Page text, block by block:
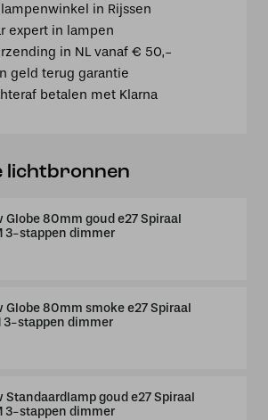
in Rijssen
expert in lampen
in NL vanaf € 50,-
geld terug garantie
betalen met Klarna
lichtbronnen
Globe 80mm goud e27 Spiraal
3-stappen dimmer
Globe 80mm smoke e27 Spiraal
3-stappen dimmer
Standaardlamp goud e27 Spiraal
3-stappen dimmer